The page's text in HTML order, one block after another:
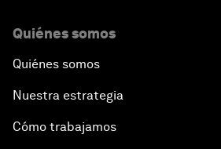
Quiénes somos
Quiénes somos
Nuestra estrategia
Cómo trabajamos